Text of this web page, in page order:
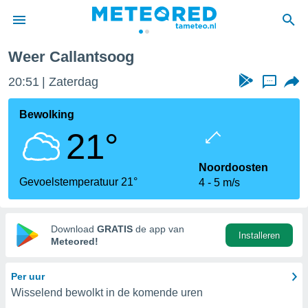
door
verstrekte
hoge
hebt de
voor
op basis
Weer Callantsoog
20:51 Zaterdag ...
Bewolking
21°
Gevoelstemperatuur 21°
Noordoosten
4
5 m/s
Download GRATIS de app van
Meteored!
Installeren
Per uur
Wisselend bewolkt in de komende uren